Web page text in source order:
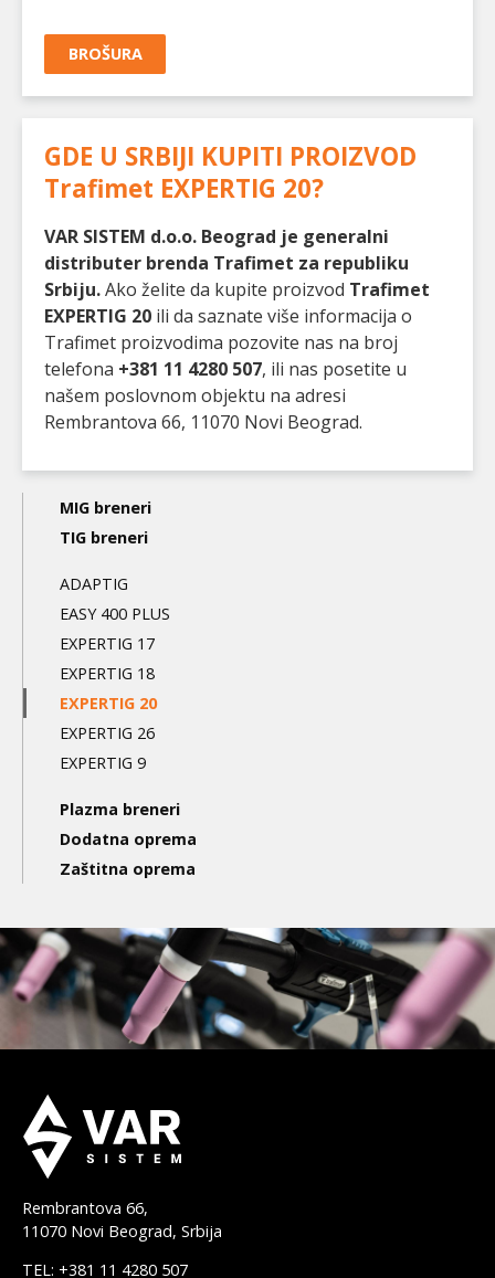
BROŠURA
GDE U SRBIJI KUPITI PROIZVOD
Trafimet EXPERTIG 20?
VAR SISTEM d.o.o. Beograd je generalni
distributer brenda Trafimet za republiku
Srbiju.Ako želite da kupite proizvod Trafimet
EXPERTIG 20 ili da saznate više informacija o
Trafimet proizvodima pozovite nas na broj
telefona +381 11 4280 507, ili nas posetite u
našem poslovnom objektu na adresi
Rembrantova 66, 11070 Novi Beograd.
Main
navigation
3nd
level
MIG breneri
TIG breneri
ADAPTIG
EASY 400 PLUS
EXPERTIG 17
EXPERTIG 18
EXPERTIG 20
EXPERTIG 26
EXPERTIG 9
Plazma breneri
Dodatna oprema
Zaštitna oprema
Rembrantova 66,
11070 Novi Beograd, Srbija
TEL: +381 11 4280 507